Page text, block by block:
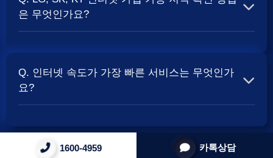
서 일정 금액이 할인됩니다. 할인 금액과 조건은 카드사 및
통신사 정책에 따라 다릅니다. 합리적인
은 무엇인가요?
스에서 주소를 입력하시면 가입 가능한 상품 및 속도를 확
인하실 수 있습니다. 설치 가능한 회선 종류(광랜, FTTH 등)
Q. 인터넷 속도가 가장 빠른 서비스는 무엇인가
요?
다. 주로 100Mbps, 500Mbps, 그리고 1Gbps (1,000Mbps)
상품이 많이 사용됩니다. 지역망 상태에 따라 최대 지원 속
0
1600-4959 카톡상담